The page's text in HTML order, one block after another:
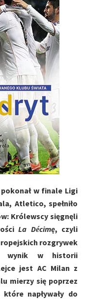
w finale Ligi
Atletico, spełniło
Królewscy sięgnęli
La Décimę, czyli
rozgrywek
wynik w historii
jest AC Milan z
mierzy się poprzez
napływały do